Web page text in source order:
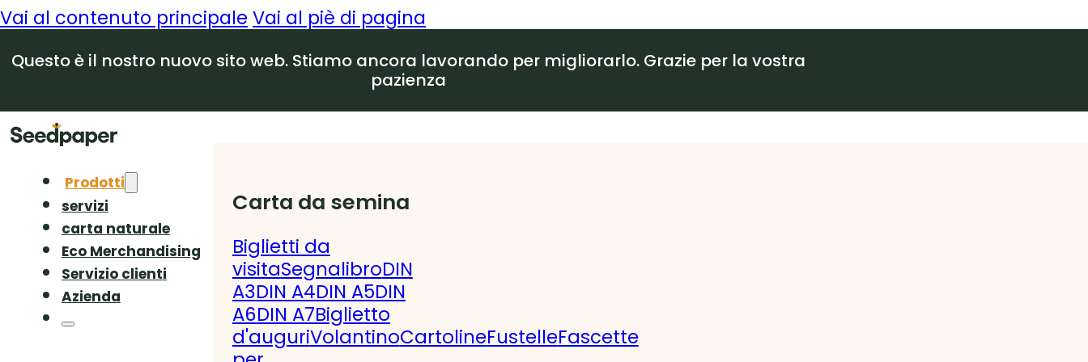
Vai al contenuto principale Vai al piè di pagina
Questo è il nostro nuovo sito web. Stiamo ancora lavorando per migliorarlo. Grazie per la vostra
pazienza
Prodotti
Carta da semina
Biglietti da
visitaSegnalibroDIN
A3DIN A4DIN A5DIN
A6DIN A7Biglietto
d'auguriVolantinoCartolineFustelleFascette
servizi
carta naturale
Eco Merchandising
Servizio clienti
Azienda